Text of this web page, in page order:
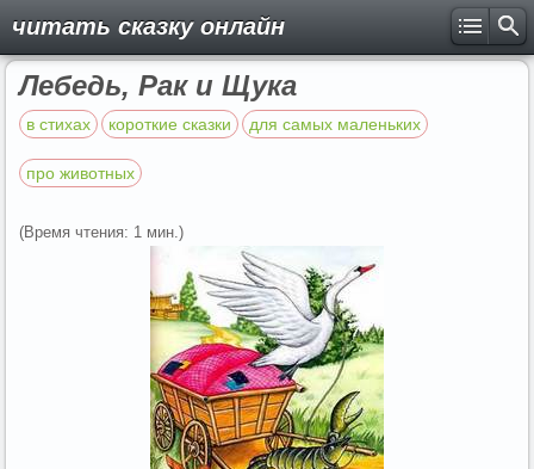
читать сказку онлайн
Лебедь, Рак и Щука
в стихах короткие сказки для самых маленьких
про животных
(Время чтения: 1 мин.)